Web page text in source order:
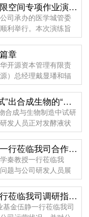
成都医学城管委会有限空间专项作业演练圆满举行
司承办的医学城管委
利举行。本次演练旨
于有限空间作业的安
章
开源资本管理有限责
）总经理戴显璠和辐
公司（以下简称辐瑞
四川这家中试平台 “试”出合成生物的“量变”与“质变”丨奋力谱写中国式现代化四川新篇章
合成与生物制造中试研
发人员正对发酵液状
外的中试车间，装着发
四川大学秦久福教授一行莅临我司合作交流
秦教授一行莅临我
题与公司研发人员展
流和探讨。此次交流
四川产业基金伍静一行莅临我司调研指导工作
金伍静一行莅临我司